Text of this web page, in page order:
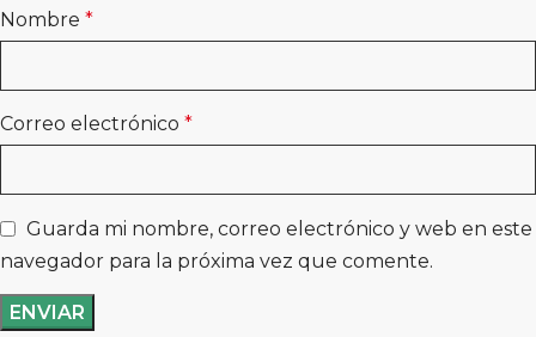
Nombre *
Correo electrónico *
Guarda mi nombre, correo electrónico y web en este
navegador para la próxima vez que comente.